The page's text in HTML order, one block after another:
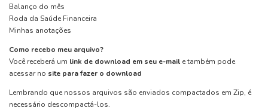
Balanço do mês
Roda da Saúde Financeira
Minhas anotações
Como recebo meu arquivo?
Você receberá um link de download em seu e-mail e também pode
acessar no site para fazer o download
Lembrando que nossos arquivos são enviados compactados em Zip, é
necessário descompactá-los.